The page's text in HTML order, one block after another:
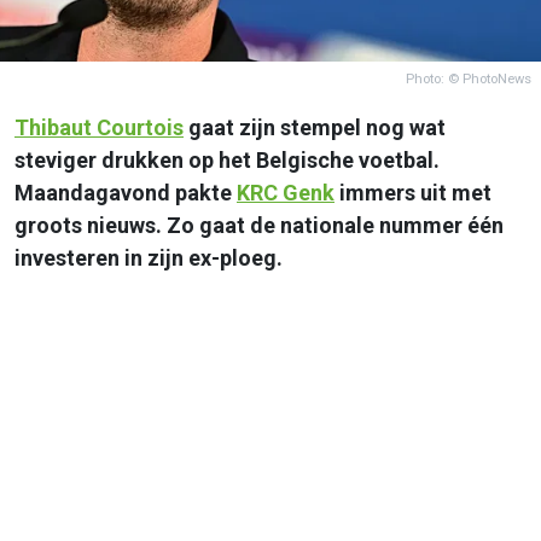
Photo: © PhotoNews
Thibaut Courtois gaat zijn stempel nog wat
steviger drukken op het Belgische voetbal.
Maandagavond pakte KRC Genk immers uit met
groots nieuws. Zo gaat de nationale nummer één
investeren in zijn ex-ploeg.